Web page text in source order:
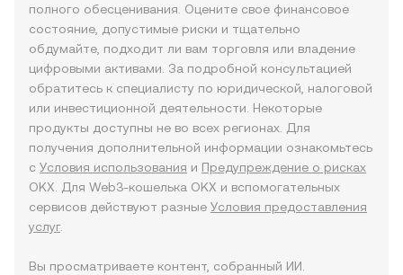
полного обесценивания. Оцените свое финансовое
состояние, допустимые риски и тщательно
обдумайте, подходит ли вам торговля или владение
цифровыми активами. За подробной консультацией
обратитесь к специалисту по юридической, налоговой
или инвестиционной деятельности. Некоторые
продукты доступны не во всех регионах. Для
получения дополнительной информации ознакомьтесь
с Условия использования и Предупреждение о рисках
OKX. Для Web3-кошелька OKX и вспомогательных
сервисов действуют разные Условия предоставления
услуг.
Вы просматриваете контент, собранный ИИ.